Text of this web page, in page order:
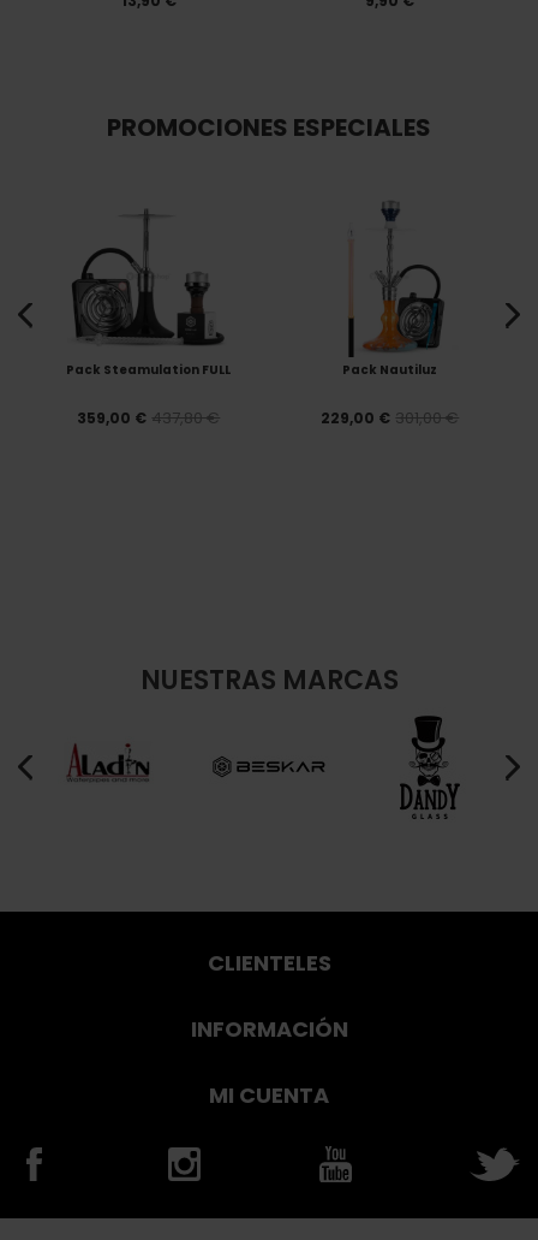
PROMOCIONES ESPECIALES
Pack Steamulation FULL
359,00 € 437,80 €
Pack Nautiluz
229,00 € 301,00 €
NUESTRAS MARCAS
CLIENTELES
INFORMACIÓN
MI CUENTA